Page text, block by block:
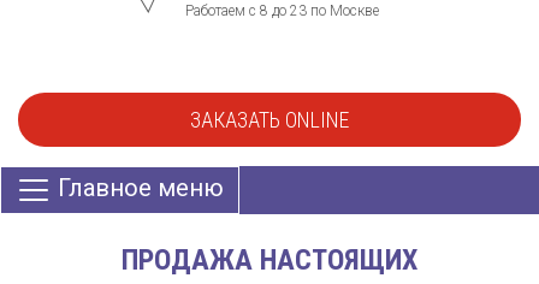
Работаем с 8 до 23 по Москве
ЗАКАЗАТЬ ONLINE
Главное меню
ПРОДАЖА НАСТОЯЩИХ